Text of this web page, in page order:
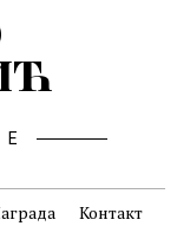
Контакт